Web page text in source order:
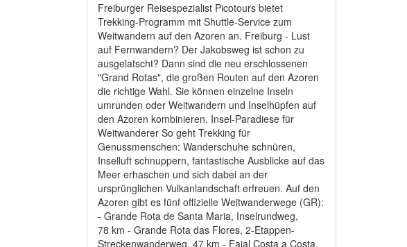
Freiburger Reisespezialist Picotours bietet
Trekking-Programm mit Shuttle-Service zum
Weitwandern auf den Azoren an. Freiburg - Lust
auf Fernwandern? Der Jakobsweg ist schon zu
ausgelatscht? Dann sind die neu erschlossenen
"Grand Rotas", die großen Routen auf den Azoren
die richtige Wahl. Sie können einzelne Inseln
umrunden oder Weitwandern und Inselhüpfen auf
den Azoren kombinieren. Insel-Paradiese für
Weitwanderer So geht Trekking für
Genussmenschen: Wanderschuhe schnüren,
Inselluft schnuppern, fantastische Ausblicke auf das
Meer erhaschen und sich dabei an der
ursprünglichen Vulkanlandschaft erfreuen. Auf den
Azoren gibt es fünf offizielle Weitwanderwege (GR):
- Grande Rota de Santa Maria, Inselrundweg,
78 km - Grande Rota das Flores, 2-Etappen-
Streckenwanderweg, 47 km - Faial Costa a Costa,